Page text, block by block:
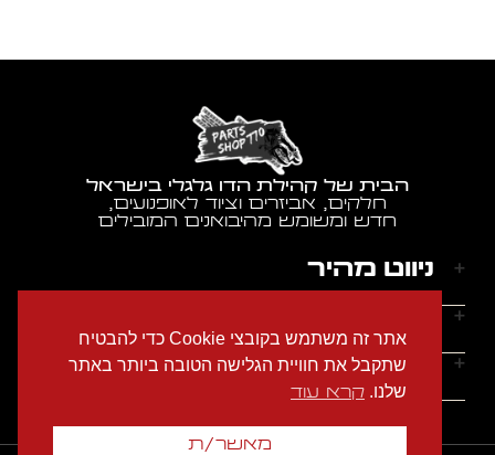
הבית של קהילת הדו גלגלי בישראל
חלקים, אביזרים וציוד לאופנועים,
חדש ומשומש מהיבואנים המובילים
ניווט מהיר
דף הבית
אודותינו
הצהרת נגישות
מדיניות הפרטיות
צור קשר
ראשון - חמישי: 9:00-18:00
יצירת קשר
אתר זה משתמש בקובצי Cookie כדי להבטיח
שתקבל את חוויית הגלישה הטובה ביותר באתר
שלנו. קרא עוד
מאשר/ת